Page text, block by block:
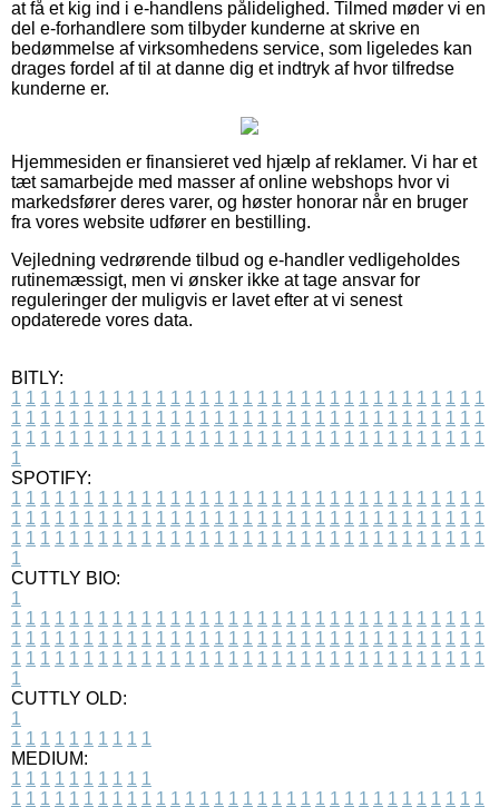
at få et kig ind i e-handlens pålidelighed. Tilmed møder vi en
del e-forhandlere som tilbyder kunderne at skrive en
bedømmelse af virksomhedens service, som ligeledes kan
drages fordel af til at danne dig et indtryk af hvor tilfredse
kunderne er.
Hjemmesiden er finansieret ved hjælp af reklamer. Vi har et
tæt samarbejde med masser af online webshops hvor vi
markedsfører deres varer, og høster honorar når en bruger
fra vores website udfører en bestilling.
Vejledning vedrørende tilbud og e-handler vedligeholdes
rutinemæssigt, men vi ønsker ikke at tage ansvar for
reguleringer der muligvis er lavet efter at vi senest
opdaterede vores data.
BITLY:
1 1 1 1 1 1 1 1 1 1 1 1 1 1 1 1 1 1 1 1 1 1 1 1 1 1 1 1 1 1 1 1 1
1 1 1 1 1 1 1 1 1 1 1 1 1 1 1 1 1 1 1 1 1 1 1 1 1 1 1 1 1 1 1 1 1
1 1 1 1 1 1 1 1 1 1 1 1 1 1 1 1 1 1 1 1 1 1 1 1 1 1 1 1 1 1 1 1 1
1
SPOTIFY:
1 1 1 1 1 1 1 1 1 1 1 1 1 1 1 1 1 1 1 1 1 1 1 1 1 1 1 1 1 1 1 1 1
1 1 1 1 1 1 1 1 1 1 1 1 1 1 1 1 1 1 1 1 1 1 1 1 1 1 1 1 1 1 1 1 1
1 1 1 1 1 1 1 1 1 1 1 1 1 1 1 1 1 1 1 1 1 1 1 1 1 1 1 1 1 1 1 1 1
1
CUTTLY BIO:
1
1 1 1 1 1 1 1 1 1 1 1 1 1 1 1 1 1 1 1 1 1 1 1 1 1 1 1 1 1 1 1 1 1
1 1 1 1 1 1 1 1 1 1 1 1 1 1 1 1 1 1 1 1 1 1 1 1 1 1 1 1 1 1 1 1 1
1 1 1 1 1 1 1 1 1 1 1 1 1 1 1 1 1 1 1 1 1 1 1 1 1 1 1 1 1 1 1 1 1
1
CUTTLY OLD:
1
1 1 1 1 1 1 1 1 1 1
MEDIUM:
1 1 1 1 1 1 1 1 1 1
1 1 1 1 1 1 1 1 1 1 1 1 1 1 1 1 1 1 1 1 1 1 1 1 1 1 1 1 1 1 1 1 1